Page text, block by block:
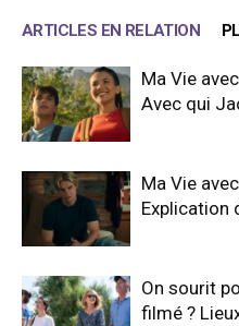
ARTICLES EN RELATION
Ma Vie
Avec qui
Ma Vie
Explication
On sourit
filmé ?